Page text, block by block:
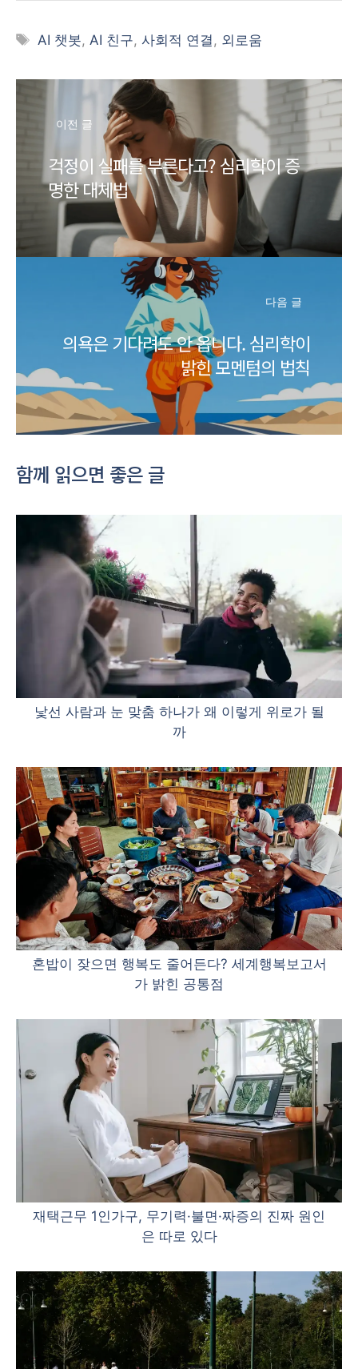
태
AI 챗봇,AI 친구,사회적 연결 , 외로움
이전 글
걱정이 실패를 부른다고? 심리학이 증
명한 대체법
다음 글
의욕은 기다려도 안 옵니다. 심리학이
밝힌 모멘텀의 법칙
함께 읽으면 좋은 글
낯선 사람과 눈 맞춤 하나가 왜 이렇게 위로가 될
까
혼밥이 잦으면 행복도 줄어든다? 세계행복보고서
가 밝힌 공통점
재택근무 1인가구, 무기력·불면·짜증의 진짜 원인
은 따로 있다